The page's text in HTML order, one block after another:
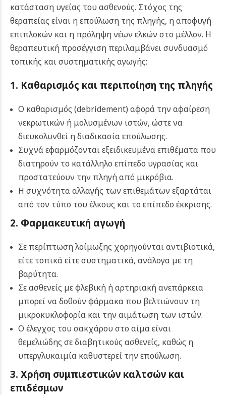
κατάσταση υγείας του ασθενούς. Στόχος της
θεραπείας είναι η επούλωση της πληγής, η αποφυγή
επιπλοκών και η πρόληψη νέων ελκών στο μέλλον. Η
θεραπευτική προσέγγιση περιλαμβάνει συνδυασμό
τοπικής και συστηματικής αγωγής:
1. Καθαρισμός και περιποίηση της πληγής
Ο καθαρισμός (debridement) αφορά την αφαίρεση
νεκρωτικών ή μολυσμένων ιστών, ώστε να
διευκολυνθεί η διαδικασία επούλωσης.
Συχνά εφαρμόζονται εξειδικευμένα επιθέματα που
διατηρούν το κατάλληλο επίπεδο υγρασίας και
προστατεύουν την πληγή από μικρόβια.
Η συχνότητα αλλαγής των επιθεμάτων εξαρτάται
από τον τύπο του έλκους και το επίπεδο έκκρισης.
2. Φαρμακευτική αγωγή
Σε περίπτωση λοίμωξης χορηγούνται αντιβιοτικά,
είτε τοπικά είτε συστηματικά, ανάλογα με τη
βαρύτητα.
Σε ασθενείς με φλεβική ή αρτηριακή ανεπάρκεια
μπορεί να δοθούν φάρμακα που βελτιώνουν τη
μικροκυκλοφορία και την αιμάτωση των ιστών.
Ο έλεγχος του σακχάρου στο αίμα είναι
θεμελιώδης σε διαβητικούς ασθενείς, καθώς η
υπεργλυκαιμία καθυστερεί την επούλωση.
3. Χρήση συμπιεστικών καλτσών και
επιδέσμων